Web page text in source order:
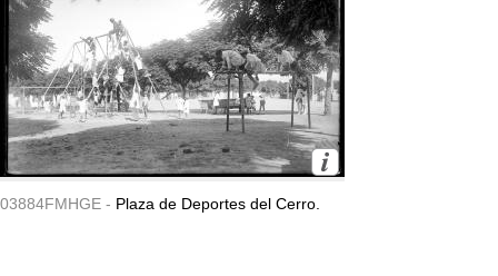
03884FMHGE - Plaza de Deportes del Cerro.